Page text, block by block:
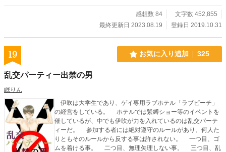
14 「第一回fujossy小説大賞・秋」にて一次選考突破記念番
外編開始。（3/22完結しました） 2023/8/6 エロエロな番外
感想数 84
文字数 452,855
最終更新日 2023.08.19
登録日 2019.10.31
19 お気に入り追加 325
乱交パーティー出禁の男
眠りん
伊吹は大学生であり、ゲイ専用ラブホテル「ラブピーチ」
の経営をしている。 ホテルでは緊縛ショー等のイベントを
催しているが、中でも伊吹が力を入れているのは乱交パーテ
ィーだ。 参加する者には絶対遵守のルールがあり、何人た
りともそのルールから反する事は許されない。 一つ目、ゴ
ムを着ける事。 二つ目、無理矢理しない事。 三つ目、乱